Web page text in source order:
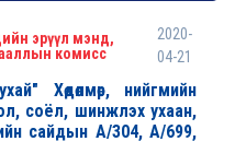
эрүүл мэнд,
комисс
2020-
04-21
Хөдөлмөр, нийгмийн
соёл, шинжлэх ухаан,
сайдын А/304, А/699,